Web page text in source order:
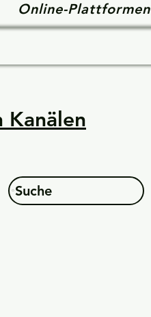
Online-Plattformen
Kanälen
Suche